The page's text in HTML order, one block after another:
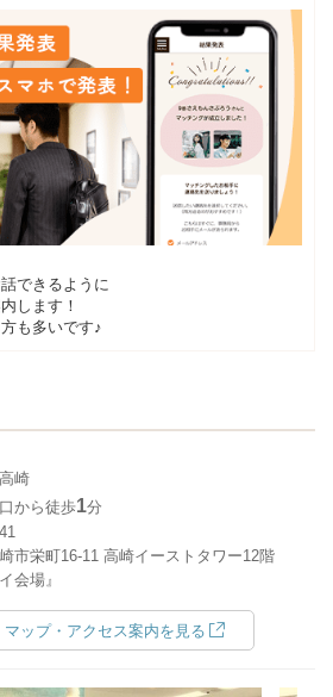
できるように
します！
も多いです♪
崎
から徒歩1分
市栄町16-11 高崎イーストタワー12階
会場』
マップ・アクセス案内を見る